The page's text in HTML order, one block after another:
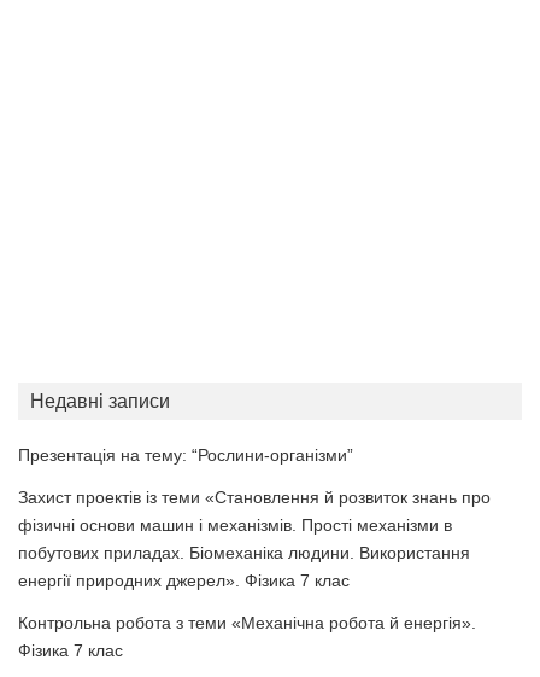
Недавні записи
Презентація на тему: “Рослини-організми”
Захист проектів із теми «Становлення й розвиток знань про
фізичні основи машин і механізмів. Прості механізми в
побутових приладах. Біомеханіка людини. Використання
енергії природних джерел». Фізика 7 клас
Контрольна робота з теми «Механічна робота й енергія».
Фізика 7 клас